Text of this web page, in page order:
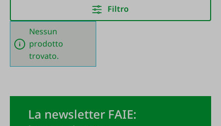
Filtro
Nessun
prodotto
trovato.
La newsletter FAIE: